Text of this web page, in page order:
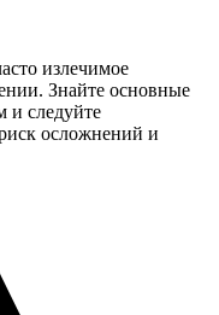
излечимое
Знайте основные
и следуйте
осложнений и